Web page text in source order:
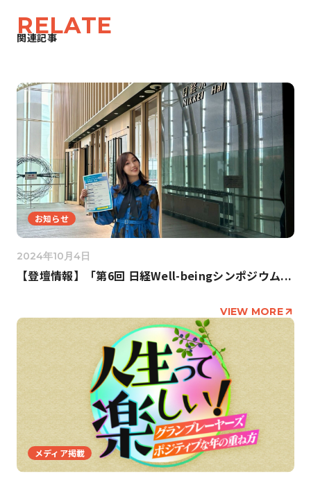
RELATE
関連記事
お知らせ
2024年10月4日
【登壇情報】「第6回 日経Well-beingシンポジウム...
VIEW MORE
メディア掲載